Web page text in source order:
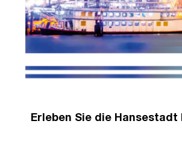
Erleben Sie die